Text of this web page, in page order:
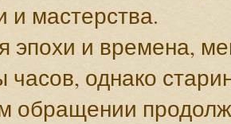
и мастерства.
эпохи и времена,
часов, однако
обращении